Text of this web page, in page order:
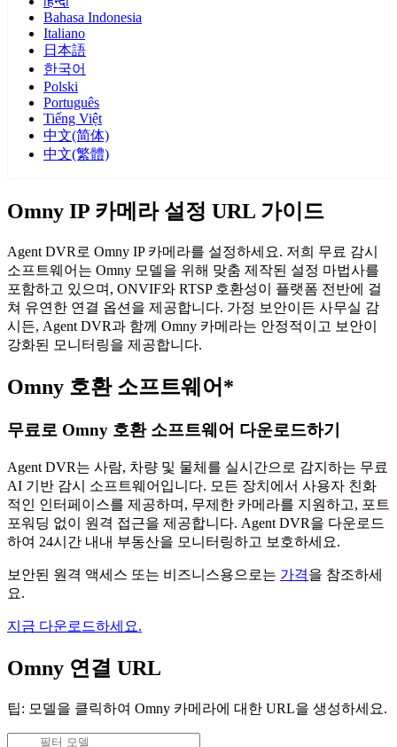
Bahasa Indonesia
Italiano
日本語
한국어
Polski
Português
Tiếng Việt
中文(简体)
中文(繁體)
Omny IP 카메라 설정 URL 가이드
Agent DVR로 Omny IP 카메라를 설정하세요. 저희 무료 감시
소프트웨어는 Omny 모델을 위해 맞춤 제작된 설정 마법사를
포함하고 있으며, ONVIF와 RTSP 호환성이 플랫폼 전반에 걸
쳐 유연한 연결 옵션을 제공합니다. 가정 보안이든 사무실 감
시든, Agent DVR과 함께 Omny 카메라는 안정적이고 보안이
강화된 모니터링을 제공합니다.
Omny 호환 소프트웨어*
무료로 Omny 호환 소프트웨어 다운로드하기
Agent DVR는 사람, 차량 및 물체를 실시간으로 감지하는 무료
AI 기반 감시 소프트웨어입니다. 모든 장치에서 사용자 친화
적인 인터페이스를 제공하며, 무제한 카메라를 지원하고, 포트
포워딩 없이 원격 접근을 제공합니다. Agent DVR을 다운로드
하여 24시간 내내 부동산을 모니터링하고 보호하세요.
보안된 원격 액세스 또는 비즈니스용으로는 가격을 참조하세
요.
지금 다운로드하세요.
Omny 연결 URL
팁: 모델을 클릭하여 Omny 카메라에 대한 URL을 생성하세요.